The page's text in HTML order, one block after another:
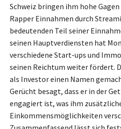
Schweiz bringen ihm hohe
Rapper Einnahmen durch
bedeutenden Teil seiner
seinen Hauptverdiensten hat
verschiedene Start-ups und
seinen Reichtum weiter fördert.
als Investor einen Namen
Gerücht besagt, dass er in der
engagiert ist, was ihm
Einkommensmöglichkeiten